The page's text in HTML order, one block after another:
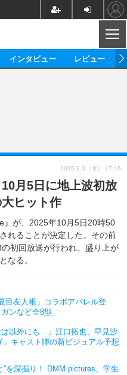
グッズ
海外
ビジネス
アーティスト
実写
イベント
座談会
ABEMA Cafe
インタビュー レビュー
10月5日に地上波初放
ヒット作
』が、2025年10月5日20時50
れることが決定した。その前
初回放送が行われ、盛り上が
なる。
目友人帳」コラボアパレル登
ンなど全8型
は以外にも…」江口拓也、早見沙
キャスト陣の新ビジュアル予想
を深掘り！ DMM pictures、学生
2025.9.3（水） 17:15